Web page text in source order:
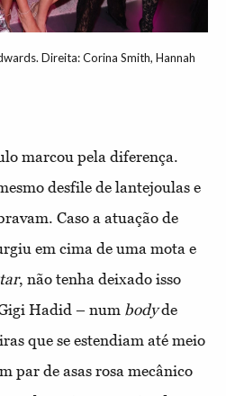
Direita: Corina Smith, Hannah
marcou pela diferença.
desfile de lantejoulas e
Caso a atuação de
em cima de uma mota e
, não tenha deixado isso
Hadid – num bodyde
que se estendiam até meio
par de asas rosa mecânico